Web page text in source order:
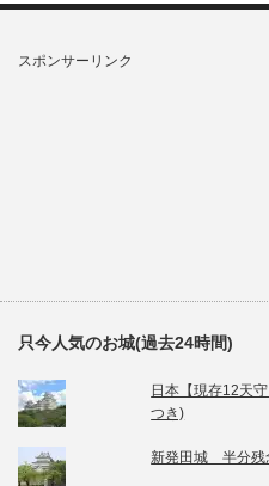
スポンサーリンク
只今人気のお城(過去24時間)
日本【現存12天
つき)
新発田城 半分残